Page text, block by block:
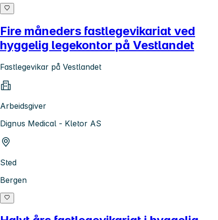
Fire måneders fastlegevikariat ved
hyggelig legekontor på Vestlandet
Fastlegevikar på Vestlandet
Arbeidsgiver
Dignus Medical - Kletor AS
Sted
Bergen